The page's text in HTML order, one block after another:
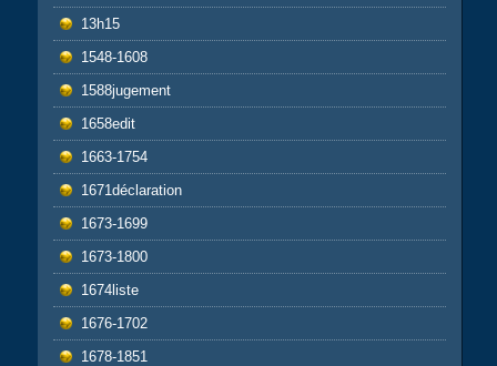
13h15
1548-1608
1588jugement
1658edit
1663-1754
1671déclaration
1673-1699
1673-1800
1674liste
1676-1702
1678-1851